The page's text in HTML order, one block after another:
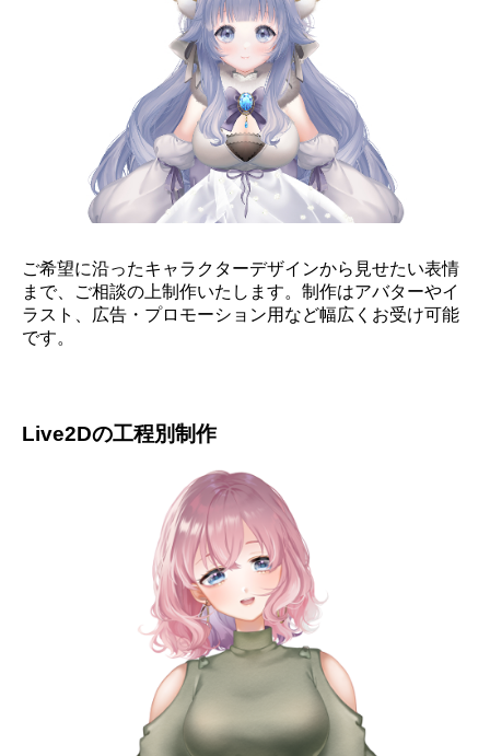
ご希望に沿ったキャラクターデザインから見せたい表情
まで、ご相談の上制作いたします。制作はアバターやイ
ラスト、広告・プロモーション用など幅広くお受け可能
です。
Live2Dの工程別制作